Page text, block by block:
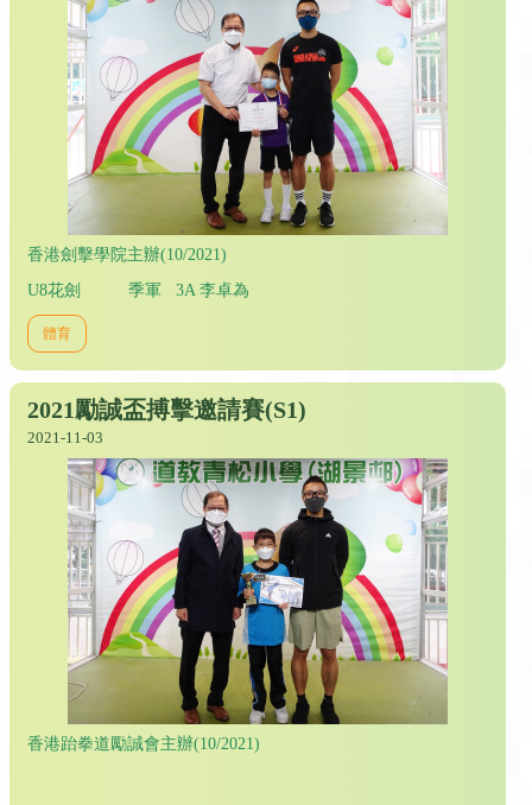
香港劍擊學院主辦(10/2021)
U8花劍 季軍 3A 李卓為
體育
2021勵誠盃搏擊邀請賽(S1)
2021-11-03
香港跆拳道勵誠會主辦(10/2021)